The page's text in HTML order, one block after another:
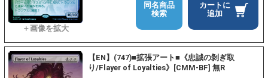
カートに
追加
同名商品
検索
【EN】(747)■拡張アート■《忠誠の剝ぎ取
り/Flayer of Loyalties》[CMM-BF] 無R